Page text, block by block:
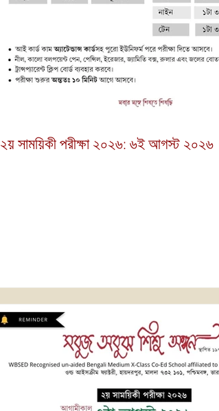
২য় সাময়িকী পরীক্ষা ২০২৬: ৬ই আগস্ট ২০২৬